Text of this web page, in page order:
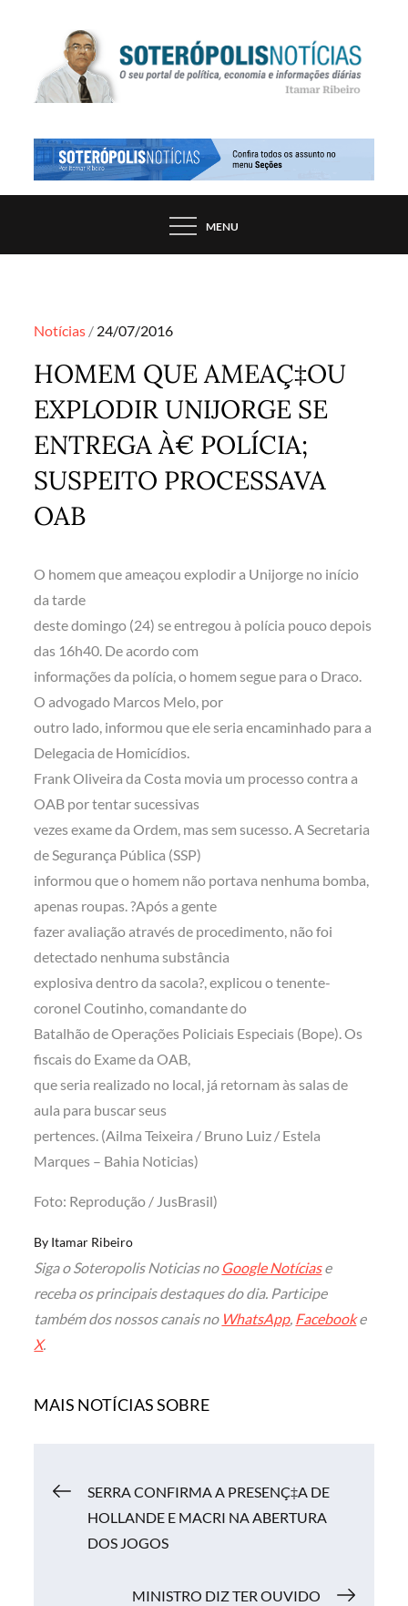
SOTERÓPOLIS NOTÍCIAS
PORTAL DE NOTÍCIAS DE SALVADOR E
MENU
Notícias Posted
24/07/2016
HOMEM QUE AMEAÇ‡OU
EXPLODIR UNIJORGE SE
ENTREGA À€ POLÍCIA;
SUSPEITO PROCESSAVA
OAB
O homem que ameaçou explodir a Unijorge no início
da tarde
deste domingo (24) se entregou à polícia pouco depois
das 16h40. De acordo com
informações da polícia, o homem segue para o Draco.
O advogado Marcos Melo, por
outro lado, informou que ele seria encaminhado para a
Delegacia de Homicídios.
Frank Oliveira da Costa movia um processo contra a
OAB por tentar sucessivas
vezes exame da Ordem, mas sem sucesso. A Secretaria
de Segurança Pública (SSP)
informou que o homem não portava nenhuma bomba,
apenas roupas. ?Após a gente
fazer avaliação através de procedimento, não foi
detectado nenhuma substância
explosiva dentro da sacola?, explicou o tenente-
coronel Coutinho, comandante do
Batalhão de Operações Policiais Especiais (Bope). Os
fiscais do Exame da OAB,
que seria realizado no local, já retornam às salas de
aula para buscar seus
pertences. (Ailma Teixeira / Bruno Luiz / Estela
Marques – Bahia Noticias)
Foto: Reprodução / JusBrasil)
By Itamar Ribeiro
Siga o Soteropolis Noticias no Google Notíciase
receba os principais destaques do dia. Participe
também dos nossos canais no WhatsApp, Facebooke
X.
MAIS NOTÍCIAS SOBRE
Navegação
de
SERRA CONFIRMA A PRESENÇ‡A DE
HOLLANDE E MACRI NA ABERTURA
DOS JOGOS
MINISTRO DIZ TER OUVIDO